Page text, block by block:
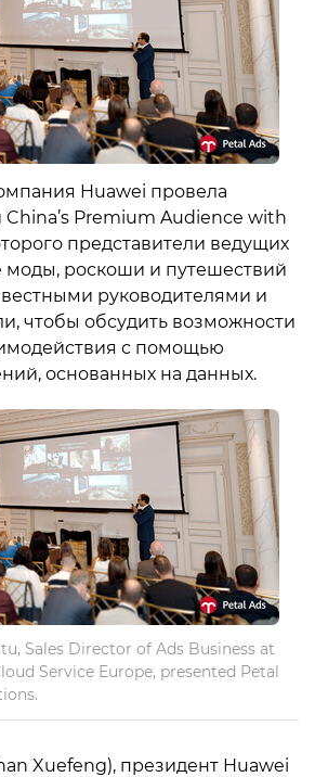
Huawei провела
Premium Audience with
представители ведущих
моды, роскоши и путешествий
руководителями и
чтобы обсудить возможности
с помощью
основанных на данных.
Sales Director of Ads Business at
Service Europe, presented Petal
Xuefeng), президент Huawei